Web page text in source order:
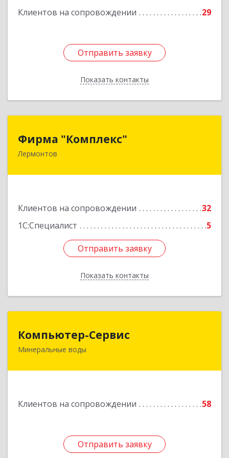
Клиентов на сопровождении 29
Отправить заявку
Показать контакты
Отправить заявку
Назад
Фирма "Комплекс"
Лермонтов
Клиентов на сопровождении
32
1С:Специалист
5
Отправить заявку
Показать контакты
357348, Ставропольский край, Лермонтов г,
Отправить заявку
Назад
Компьютер-Сервис
Минеральные воды
Клиентов на сопровождении 58
Отправить заявку
357202, Ставропольский край, Минеральные
Отправить заявку